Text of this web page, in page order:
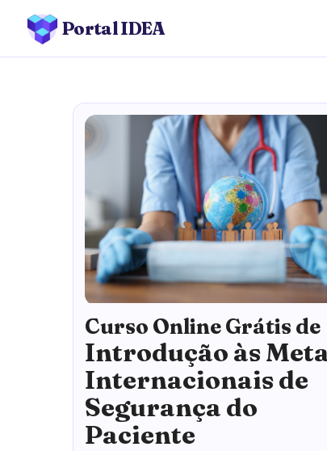
Portal IDEA
Curso Online Grátis de
Introdução às
Internacionais de
Segurança do
Paciente